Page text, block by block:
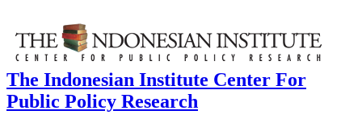
The Indonesian Institute Center For
Public Policy Research